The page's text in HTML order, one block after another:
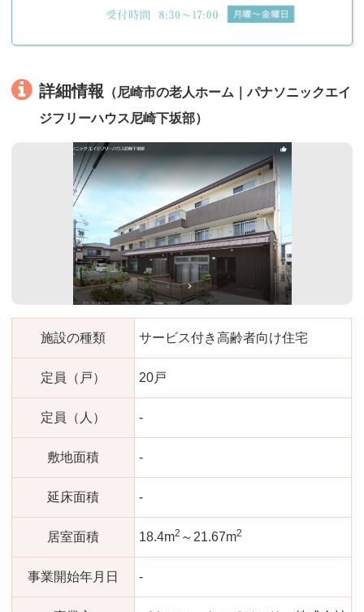
詳細情報 （尼崎市の老人ホーム｜パナソニックエイ
ジフリーハウス尼崎下坂部）
施設の種類 サービス付き高齢者向け住宅
定員（戸） 20戸
定員（人） -
敷地面積 -
延床面積 -
居室面積 18.4m2 ～21.67m2
事業開始年月日 -